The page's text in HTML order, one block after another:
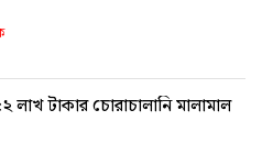
লাখ টাকার চোরাচালানি মালামাল